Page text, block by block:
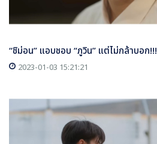
“ชิม่อน” แอบชอบ “ภูวิน” แต่ไม่กล้าบอก!!!
2023-01-03 15:21:21